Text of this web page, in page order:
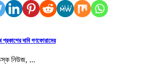
প্রকাশের দাবি গণফোরামের
নিউজ, ...